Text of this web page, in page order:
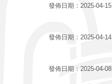
發佈日期：2025-04-15
發佈日期：2025-04-14
發佈日期：2025-04-08